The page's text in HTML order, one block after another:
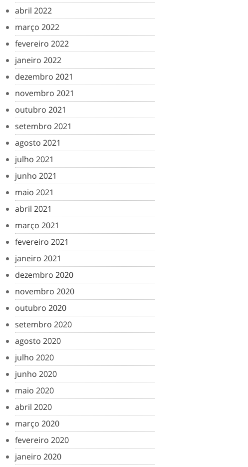
abril 2022
março 2022
fevereiro 2022
janeiro 2022
dezembro 2021
novembro 2021
outubro 2021
setembro 2021
agosto 2021
julho 2021
junho 2021
maio 2021
abril 2021
março 2021
fevereiro 2021
janeiro 2021
dezembro 2020
novembro 2020
outubro 2020
setembro 2020
agosto 2020
julho 2020
junho 2020
maio 2020
abril 2020
março 2020
fevereiro 2020
janeiro 2020